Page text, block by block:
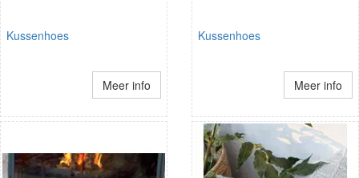
Kussenhoes
Meer info
Kussenhoes
Meer info